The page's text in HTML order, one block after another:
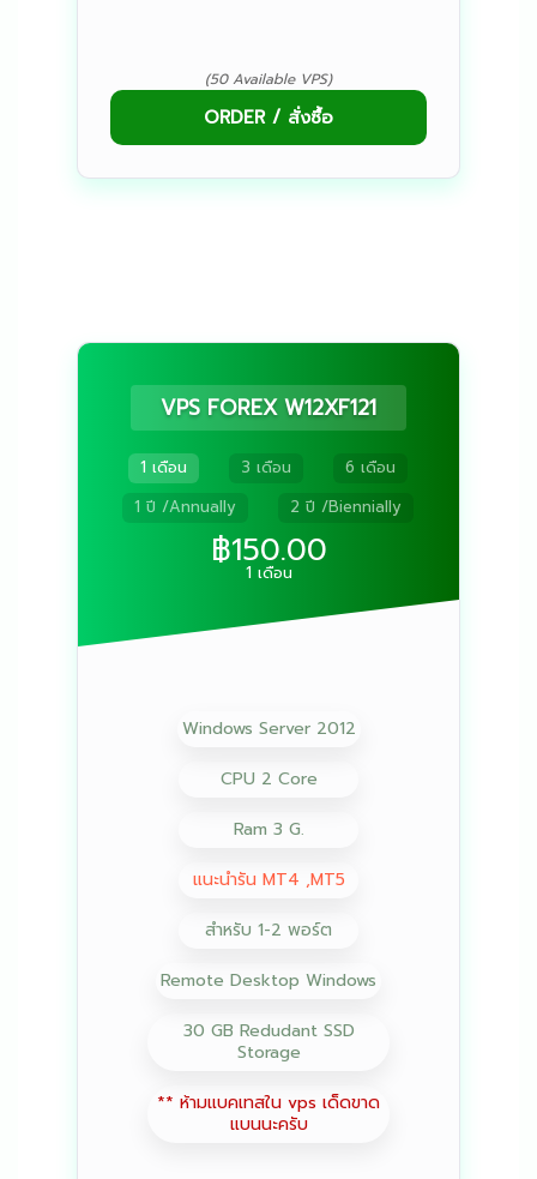
(50 Available VPS)
ORDER / สั่งซื้อ
VPS FOREX W12XF121
1 เดือน 3 เดือน
6 เดือน
1 ปี /Annually
2 ปี /Biennially
฿150.00
1 เดือน
Windows Server 2012
CPU 2 Core
Ram 3 G.
แนะนำรัน MT4 ,MT5
สำหรับ 1-2 พอร์ต
Remote Desktop Windows
30 GB Redudant SSD
Storage
** ห้ามแบคเทสใน vps เด็ดขาด
แบนนะครับ